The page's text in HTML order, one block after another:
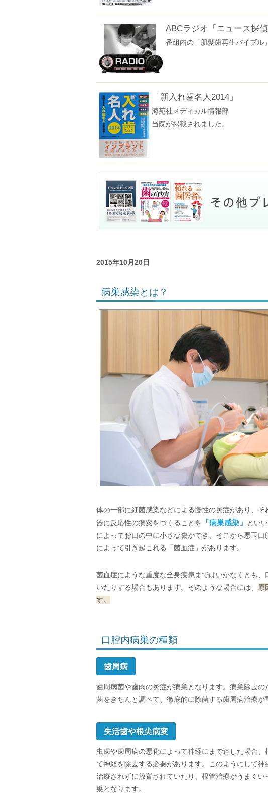
ABCラジオ「ニュース探偵
番組内の「肌髪歯再生バイブル
「新入れ歯名人2014」
海苑社メディカル情報部
当院が掲載されました。
2015年10月20日
病巣感染とは？
体の一部に細菌感染などによる慢性の炎症があり、
器に反応性の病変をつくることを 「病巣感染」
とい
によってお口の中に小さな傷ができ、そこから悪玉
によって引き起これる「菌血症」があります。
菌血症にような重度な全身疾患まではいかなくとも
いたりする場合もあります。そのような場合には、
原
す。
口腔内病巣の種類
歯周病
歯周病菌や歯肉の炎症が病巣となります。病巣除去の
菌をきちんと調べて、徹底的に除菌する歯周病治療が
失活歯や根尖病変
虫歯や歯周病の悪化によって神経にまで達した場合、
て神経を除去する必要があります。このようにして
治療されずに放置されていたり、根管治療がうまく
巣となります。